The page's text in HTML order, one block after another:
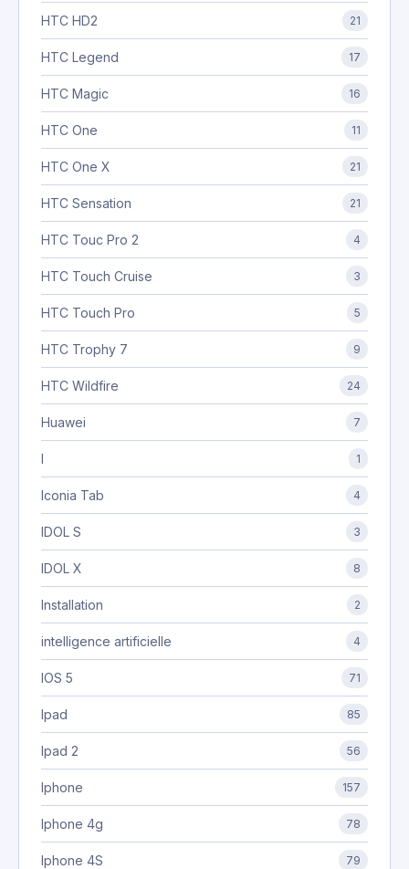
HTC HD2 21
HTC Legend 17
HTC Magic 16
HTC One 11
HTC One X 21
HTC Sensation 21
HTC Touc Pro 2 4
HTC Touch Cruise 3
HTC Touch Pro 5
HTC Trophy 7 9
HTC Wildfire 24
Huawei 7
I 1
Iconia Tab 4
IDOL S 3
IDOL X 8
Installation 2
intelligence artificielle 4
IOS 5 71
Ipad 85
Ipad 2 56
Iphone 157
Iphone 4g 78
Iphone 4S 79